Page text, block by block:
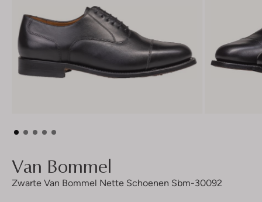
Van Bommel
Zwarte Van Bommel Nette Schoenen Sbm-30092